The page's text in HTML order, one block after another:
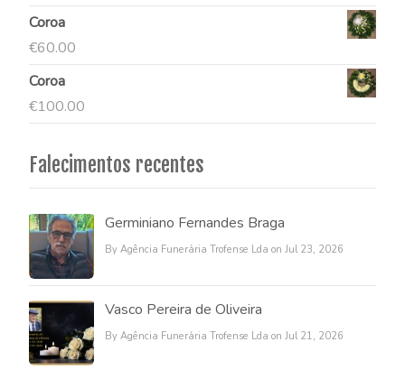
Coroa
€60.00
Coroa
€100.00
Falecimentos recentes
Germiniano Fernandes Braga
By Agência Funerária Trofense Lda on Jul 23, 2026
Vasco Pereira de Oliveira
By Agência Funerária Trofense Lda on Jul 21, 2026